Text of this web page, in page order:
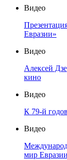
Видео
Евразии»
Видео
Алексей
кино
Видео
К 79-й
Видео
мир